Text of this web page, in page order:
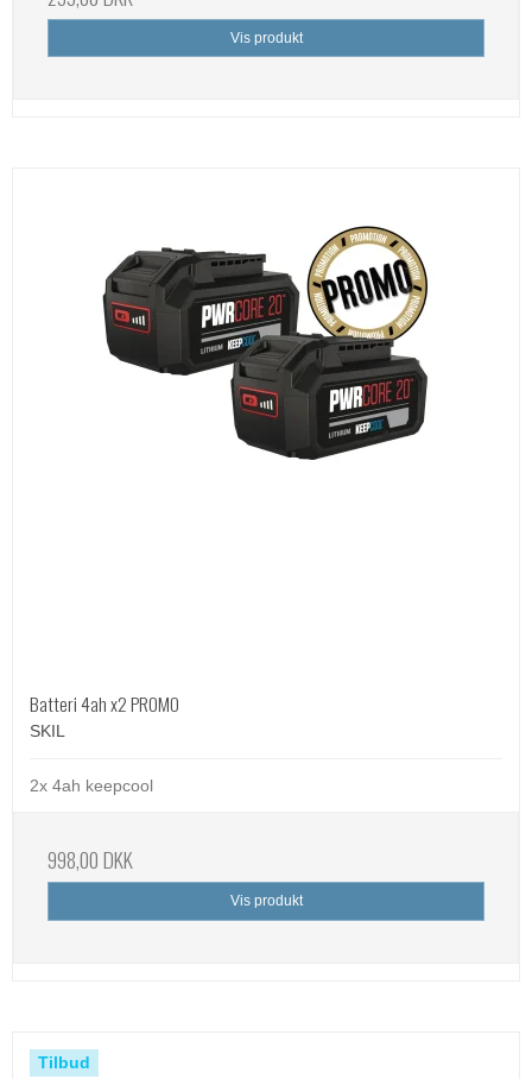
Vis produkt
Batteri 4ah x2 PROMO
SKIL
2x 4ah keepcool
998,00 DKK
Vis produkt
Tilbud